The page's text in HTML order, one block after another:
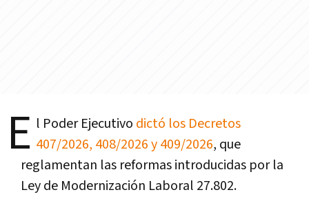
E l Poder Ejecutivo dictó los Decretos
407/2026, 408/2026 y 409/2026, que
reglamentan las reformas introducidas por la
Ley de Modernización Laboral 27.802.